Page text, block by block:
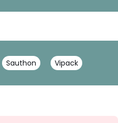
Sauthon Vipack